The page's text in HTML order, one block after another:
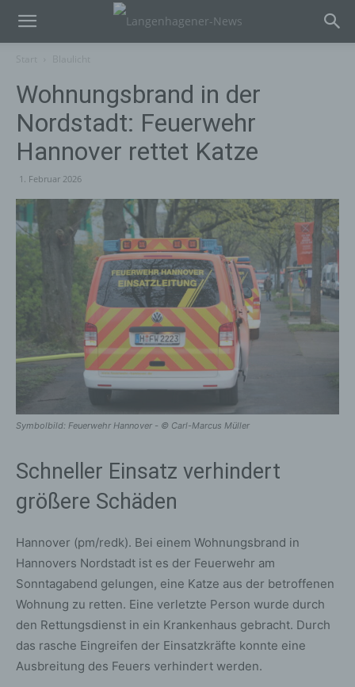
Wohnungsbrand in der
Nordstadt: Feuerwehr
Hannover rettet Katze
1. Februar 2026
Symbolbild: Feuerwehr Hannover - © Carl-Marcus Müller
Schneller Einsatz verhindert
größere Schäden
Hannover (pm/redk). Bei einem Wohnungsbrand in
Hannovers Nordstadt ist es der Feuerwehr am
Sonntagabend gelungen, eine Katze aus der betroffenen
Wohnung zu retten. Eine verletzte Person wurde durch
den Rettungsdienst in ein Krankenhaus gebracht. Durch
das rasche Eingreifen der Einsatzkräfte konnte eine
Ausbreitung des Feuers verhindert werden.